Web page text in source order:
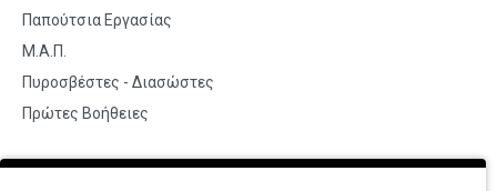
Παπούτσια Εργασίας
Μ.Α.Π.
Πυροσβέστες - Διασώστες
Πρώτες Βοήθειες
BRANDS